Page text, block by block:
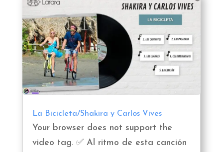
La Bicicleta/Shakira y Carlos Vives
Your browser does not support the
video tag. ✅ Al ritmo de esta canción